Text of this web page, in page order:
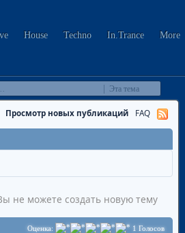
House Techno In.Trance More
Эта тема
Просмотр новых публикаций FAQ
не можете создать новую тему
Оценка: 1 Голосов